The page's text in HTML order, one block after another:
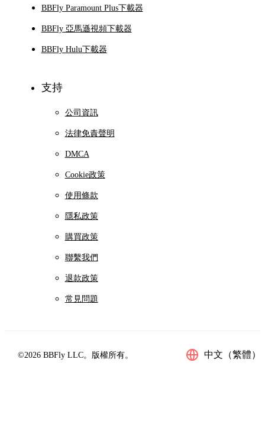
BBFly Paramount Plus下載器
BBFly 亞馬遜視頻下載器
BBFly Hulu下載器
支持
公司資訊
法律免責聲明
DMCA
Cookie政策
使用條款
隱私政策
購買政策
聯繫我們
退款政策
常見問題
©2026 BBFly LLC。版權所有。 中文（繁體）